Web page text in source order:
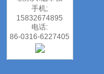
手机;
15832674895
电话:
86-0316-6227405